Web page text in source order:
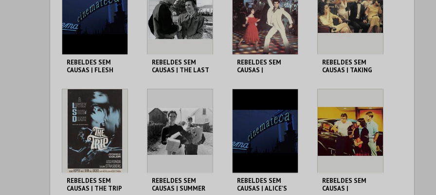
MAIS INFO
COMPRAR
MAIS INFO
COMPRAR
MAIS INFO
COMPRAR
MAIS INFO
COMPRAR
REBELDES SEM
CAUSAS | FLESH
CINEMATECA
MAIS INFO
COMPRAR
REBELDES SEM
CAUSAS | THE LAST
MAIS INFO
COMPRAR
REBELDES SEM
CAUSAS |
MAIS INFO
COMPRAR
REBELDES SEM
CAUSAS | TAKING
MAIS INFO
COMPRAR
REBELDES SEM
CAUSAS | THE TRIP
REBELDES SEM
CAUSAS | SUMMER
REBELDES SEM
CAUSAS | ALICE'S
REBELDES SEM
CAUSAS |